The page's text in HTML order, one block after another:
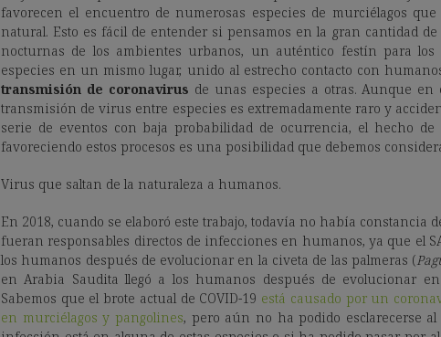
favorecen el encuentro de numerosas especies de murciélagos
natural. Esto es fácil de entender si pensamos en la gran cantidad
nocturnas de los ambientes urbanos, un auténtico festín para los
especies en un mismo lugar, unido al estrecho contacto con
transmisión de coronavirus de unas especies a otras. Aunque en
transmisión de virus entre especies es extremadamente raro y
serie de eventos con baja probabilidad de ocurrencia, el hecho
favoreciendo estos procesos es una posibilidad que debemos
Virus que saltan de la naturaleza a humanos.
En 2018, cuando se elaboró este trabajo, todavía no había constancia
fueran responsables directos de infecciones en humanos, ya que el
los humanos después de evolucionar en la civeta de las palmeras (
en Arabia Saudita llegó a los humanos después de evolucionar
Sabemos que el brote actual de COVID-19 está causado por un
en murciélagos y pangolines, pero aún no ha podido esclarecerse